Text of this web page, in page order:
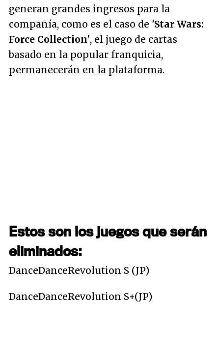
generan grandes ingresos para la
compañía, como es el caso de 'Star Wars:
Force Collection', el juego de cartas
basado en la popular franquicia,
permanecerán en la plataforma.
Estos son los juegos que serán
eliminados:
DanceDanceRevolution S (JP)
DanceDanceRevolution S+(JP)